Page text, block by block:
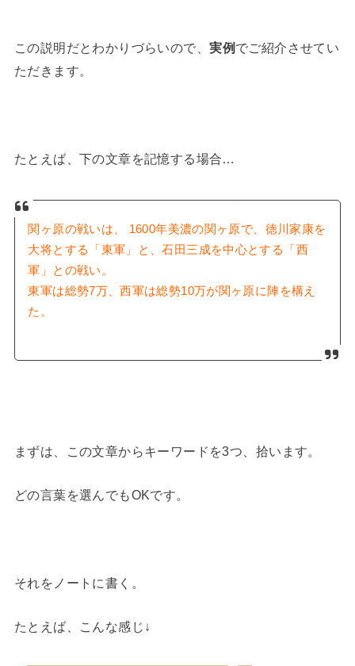
この説明だとわかりづらいので、実例 でご紹介させてい
ただきます。
たとえば、下の文章を記憶する場合…
関ヶ原の戦いは、 1600年美濃の関ヶ原で、徳川家康を
大将とする「東軍」と、石田三成を中心とする「西
軍」との戦い。
東軍は総勢7万、西軍は総勢10万が関ヶ原に陣を構え
た。
まずは、この文章からキーワードを3つ、拾います。
どの言葉を選んでもOKです。
それをノートに書く。
たとえば、こんな感じ↓